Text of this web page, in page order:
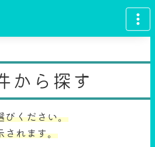
から探す
びください。
されます。